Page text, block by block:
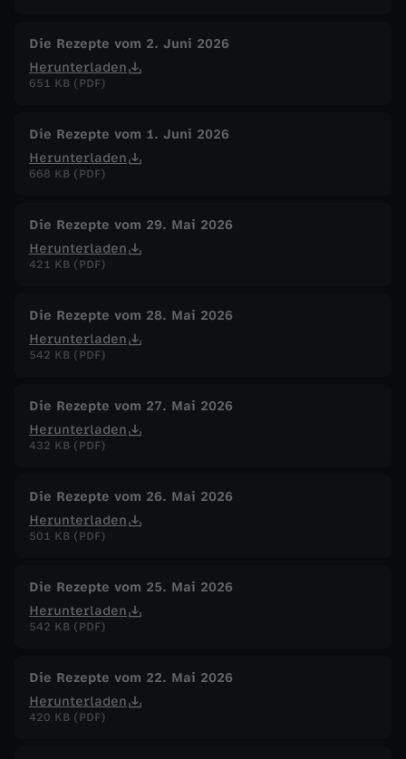
Die Rezepte vom 2. Juni 2026
Herunterladen
651 KB (PDF)
Die Rezepte vom 1. Juni 2026
Herunterladen
668 KB (PDF)
Die Rezepte vom 29. Mai 2026
Herunterladen
421 KB (PDF)
Die Rezepte vom 28. Mai 2026
Herunterladen
542 KB (PDF)
Die Rezepte vom 27. Mai 2026
Herunterladen
432 KB (PDF)
Die Rezepte vom 26. Mai 2026
Herunterladen
501 KB (PDF)
Die Rezepte vom 25. Mai 2026
Herunterladen
542 KB (PDF)
Die Rezepte vom 22. Mai 2026
Herunterladen
420 KB (PDF)